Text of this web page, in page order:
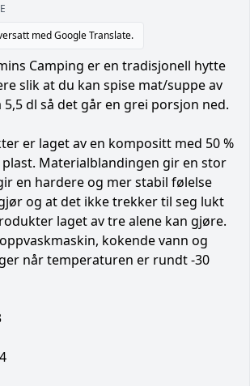
med Google Translate.
Camping er en tradisjonell hytte
slik at du kan spise mat/suppe av
5,5 dl så det går en grei porsjon ned.
er laget av en kompositt med 50 %
Materialblandingen gir en stor
en hardere og mer stabil følelse
og at det ikke trekker til seg lukt
laget av tre alene kan gjøre.
kokende vann og
når temperaturen er rundt -30